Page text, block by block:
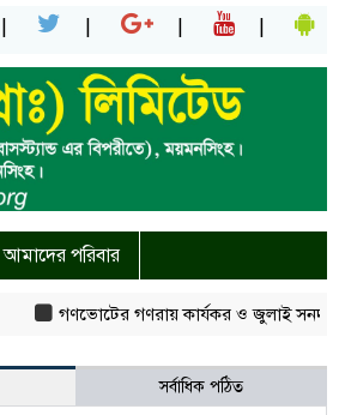
আমাদের পরিবার
গণভোটের গণরায় কার্যকর ও জুলাই সনদ
সর্বাধিক পঠিত